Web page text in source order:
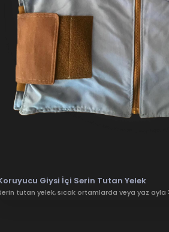
Giysi İçi Serin Tutan Yelek
tutan yelek, sıcak ortamlarda veya yaz ayla